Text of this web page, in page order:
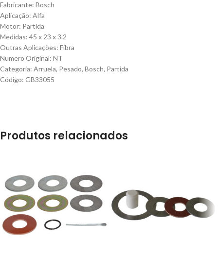
Fabricante: Bosch
Aplicação: Alfa
Motor: Partida
Medidas: 45 x 23 x 3.2
Outras Aplicações: Fibra
Numero Original: NT
Categoria: Arruela, Pesado, Bosch, Partida
Código: GB33055
Produtos relacionados